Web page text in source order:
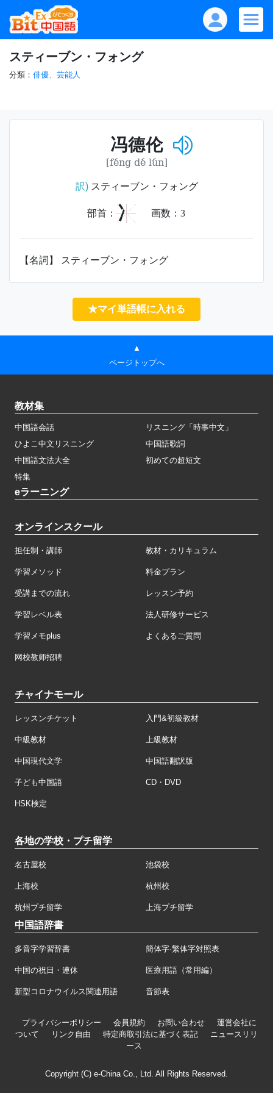
スティーブン・フォング
分類： 俳優、芸能人
冯德伦
[féng dé lún]
訳)スティーブン・フォング
部首： 冫 画数： 3
【名詞】 スティーブン・フォング
★マイ単語帳に入れる
▲
ページトップへ
教材集
中国語会話
リスニング「時事中文」
ひよこ中文リスニング
中国語歌詞
中国語文法大全
初めての超短文
特集
eラーニング
オンラインスクール
担任制・講師 教材・カリキュラム
学習メソッド 料金プラン
受講までの流れ レッスン予約
学習レベル表 法人研修サービス
学習メモplus よくあるご質問
网校教师招聘
チャイナモール
レッスンチケット 入門&初級教材
中級教材 上級教材
中国現代文学 中国語翻訳版
子ども中国語 CD・DVD
HSK検定
各地の学校・プチ留学
名古屋校 池袋校
上海校 杭州校
杭州プチ留学 上海プチ留学
中国語辞書
多音字学習辞書 簡体字·繁体字対照表
中国の祝日・連休 医療用語（常用編）
新型コロナウイルス関連用語 音節表
プライバシーポリシー 会員規約 お問い合わせ
運営会社に
ついて
リンク自由 特定商取引法に基づく表記
ニュースリリ
ース
Copyright (C) e-China Co., Ltd. All Rights Reserved.